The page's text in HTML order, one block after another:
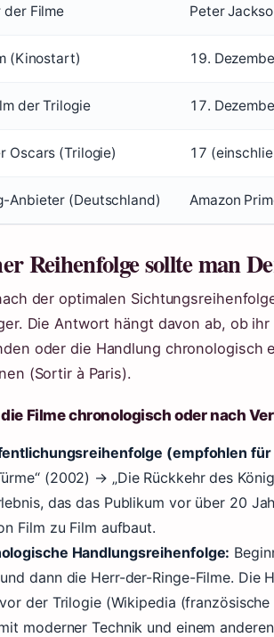
der Filme Peter
(Kinostart) 19.
der Trilogie 17.
Oscars (Trilogie) 17
Anbieter (Deutschland) Amazon
Reihenfolge sollte man
der optimalen
Die Antwort hängt davon ab, ob
oder die Handlung chronologisch
(Sortir à Paris).
Filme chronologisch oder nach
(empfohlen
(2002) → „Die Rückkehr des
das das Publikum vor über 20
Film zu Film aufbaut.
Handlungsreihenfolge:
dann die Herr-der-Ringe-Filme. Die
der Trilogie (Wikipedia
moderner Technik und einem